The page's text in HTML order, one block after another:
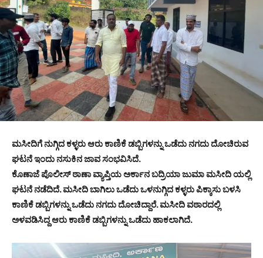
ಮಸೀದಿಗೆ ನುಗ್ಗಿದ ಕಳ್ಳರು ಆರು ಕಾಣಿಕೆ ಡಬ್ಬಿಗಳನ್ನು ಒಡೆದು ನಗದು ದೋಚಿರುವ
ಘಟನೆ ಇಂದು ನಸುಕಿನ ಜಾವ ಸಂಭವಿಸಿದೆ.
ಕೊಣಾಜೆ ಪೊಲೀಸ್ ಠಾಣಾ ವ್ಯಾಪ್ತಿಯ ಅರ್ಕಾನ ಬದ್ರಿಯಾ ಜುಮಾ ಮಸೀದಿ ಯಲ್ಲಿ
ಘಟನೆ ನಡೆದಿದೆ. ಮಸೀದಿ ಬಾಗಿಲು ಒಡೆದು ಒಳನುಗ್ಗಿದ ಕಳ್ಳರು ಪಿಕ್ಕಾಸು ಬಳಸಿ
ಕಾಣಿಕೆ ಡಬ್ಬಿಗಳನ್ನು ಒಡೆದು ನಗದು ದೋಚಿದ್ದಾರೆ. ಮಸೀದಿ ವಠಾರದಲ್ಲಿ
ಅಳವಡಿಸಿದ್ದ ಆರು ಕಾಣಿಕೆ ಡಬ್ಬಿಗಳನ್ನು ಒಡೆದು ಹಾಕಲಾಗಿದೆ.